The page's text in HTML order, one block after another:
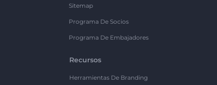
Sitemap
Programa De Socios
Programa De Embajadores
Recursos
Herramientas De Branding